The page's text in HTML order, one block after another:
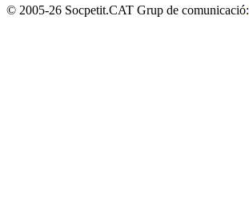
© 2005-26 Socpetit.CAT Grup de comunicació: